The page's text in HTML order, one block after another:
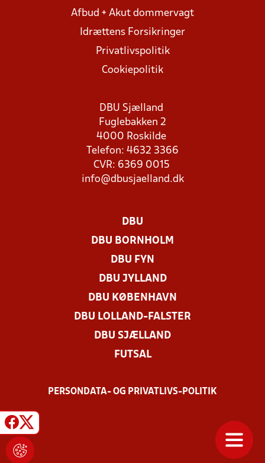
Afbud + Akut dommervagt
Idrættens Forsikringer
Privatlivspolitik
Cookiepolitik
DBU Sjælland
Fuglebakken 2
4000 Roskilde
Telefon: 4632 3366
CVR: 6369 0015
info@dbusjaelland.dk
DBU
DBU BORNHOLM
DBU FYN
DBU JYLLAND
DBU KØBENHAVN
DBU LOLLAND-FALSTER
DBU SJÆLLAND
FUTSAL
PERSONDATA- OG PRIVATLIVS-POLITIK